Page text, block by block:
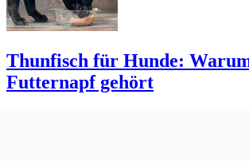
Thunfisch für Hunde:
Futternapf gehört